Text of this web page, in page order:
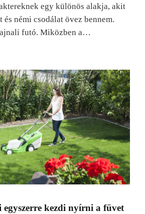
egy különös alakja, akit
némi csodálat övez bennem.
futó. Miközben a…
kezdi nyírni a füvet